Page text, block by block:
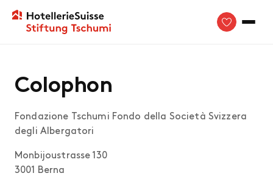
Colophon
Fondazione Tschumi Fondo della Società Svizzera
degli Albergatori
Monbijoustrasse 130
3001 Berna